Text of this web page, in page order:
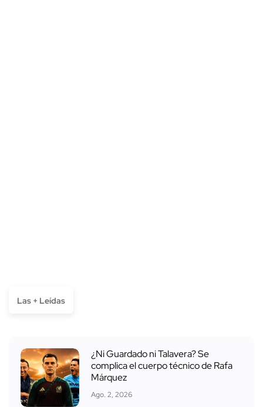
Las + Leídas
¿Ni Guardado ni Talavera? Se
complica el cuerpo técnico de Rafa
Márquez
Ago. 2, 2026